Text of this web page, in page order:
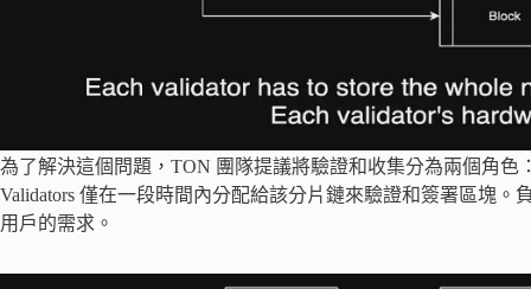
為了解決這個問題，TON 團隊提議將驗證和收集分為兩個角色
Validators 僅在一段時間內分配給該分片鏈來驗證和簽署區塊
用戶的需求。